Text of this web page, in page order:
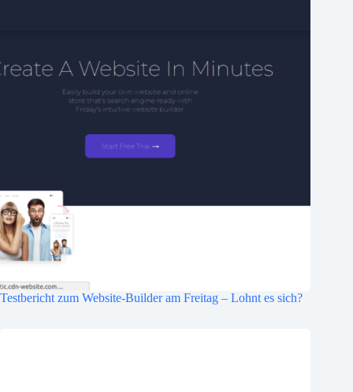
Testbericht zum Website-Builder am Freitag – Lohnt es sich?